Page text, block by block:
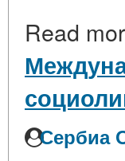
Read
Сербиа